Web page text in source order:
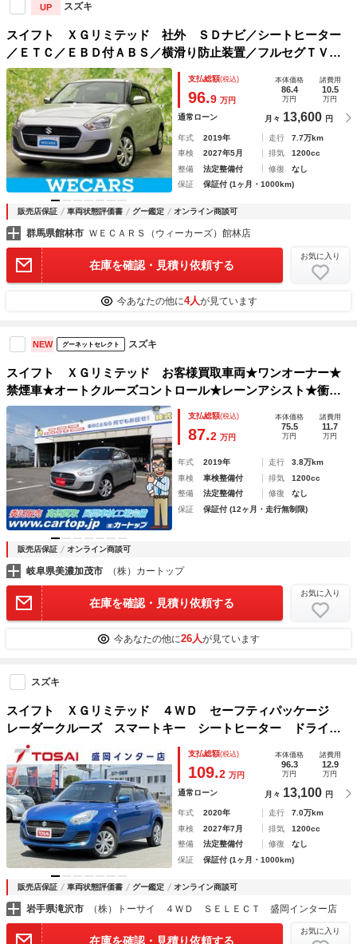
UP スズキ
スイフト ＸＧリミテッド 社外 ＳＤナビ／シートヒーター
／ＥＴＣ／ＥＢＤ付ＡＢＳ／横滑り防止装置／フルセグＴＶ／
エアバッグ 運転席／エアバッグ 助手席／パワーウインドウ
／キーレスエントリー／オートエアコン／パワーステアリング
支払総額(税込)
96.9 万円
本体価格
86.4
万円
諸費用
10.5
万円
通常ローン 月々 13,600 円
年式 2019年 走行
7.7万km
車検
2027年5月 排気
1200cc
整備
法定整備付 修復
なし
保証
保証付 (1ヶ月・1000km)
販売店保証 車両状態評価書 グー鑑定 オンライン商談可
群馬県館林市 ＷＥＣＡＲＳ（ウィーカーズ）館林店
在庫を確認・見積り依頼する
お気に入り
今あなたの他に4人が見ています
NEW グーネットセレクト スズキ
スイフト ＸＧリミテッド お客様買取車両★ワンオーナー★
禁煙車★オートクルーズコントロール★レーンアシスト★衝突
被害軽減システム★ オートライト★スマートキー★シートヒ
ーター★ＭＴ★衝突安全ボディ★ＡＢＳ★オートエアコン
支払総額(税込)
87.2 万円
本体価格
75.5
万円
諸費用
11.7
万円
年式 2019年 走行
3.8万km
車検
車検整備付 排気
1200cc
整備
法定整備付 修復
なし
保証
保証付 (12ヶ月・走行無制限)
販売店保証 オンライン商談可
岐阜県美濃加茂市 （株）カートップ
在庫を確認・見積り依頼する
お気に入り
今あなたの他に26人が見ています
スズキ
スイフト ＸＧリミテッド ４ＷＤ セーフティパッケージ
レーダークルーズ スマートキー シートヒーター ドライブ
レコーダー ＥＴＣ レーンキープアシスト オートライト
オートエアコン 電動格納ミラー ヘッドライトレベライザー
支払総額(税込)
109.2 万円
本体価格
96.3
万円
諸費用
12.9
万円
通常ローン 月々 13,100 円
年式 2020年 走行
7.0万km
車検
2027年7月 排気
1200cc
整備
法定整備付 修復
なし
保証
保証付 (1ヶ月・1000km)
販売店保証 車両状態評価書 グー鑑定 オンライン商談可
岩手県滝沢市 （株）トーサイ ４ＷＤ ＳＥＬＥＣＴ 盛岡インター店
在庫を確認・見積り依頼する
お気に入り